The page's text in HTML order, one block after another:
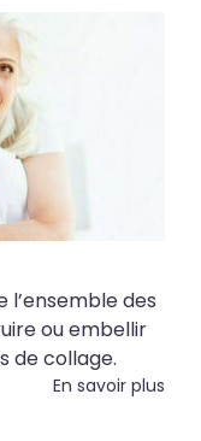
l’ensemble des
ou embellir
de collage.
En savoir plus